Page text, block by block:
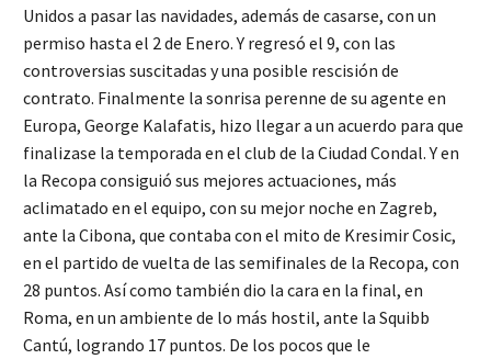
Unidos a pasar las navidades, además de casarse, con un
permiso hasta el 2 de Enero. Y regresó el 9, con las
controversias suscitadas y una posible rescisión de
contrato. Finalmente la sonrisa perenne de su agente en
Europa, George Kalafatis, hizo llegar a un acuerdo para que
finalizase la temporada en el club de la Ciudad Condal. Y en
la Recopa consiguió sus mejores actuaciones, más
aclimatado en el equipo, con su mejor noche en Zagreb,
ante la Cibona, que contaba con el mito de Kresimir Cosic,
en el partido de vuelta de las semifinales de la Recopa, con
28 puntos. Así como también dio la cara en la final, en
Roma, en un ambiente de lo más hostil, ante la Squibb
Cantú, logrando 17 puntos. De los pocos que le